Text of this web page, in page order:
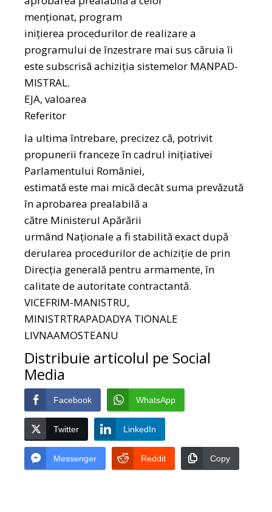
menționat, program
inițierea procedurilor de realizare a
programului de înzestrare mai sus căruia îi
este subscrisă achiziția sistemelor MANPAD-
MISTRAL.
EJA, valoarea
Referitor
la ultima întrebare, precizez că, potrivit
propunerii franceze în cadrul inițiativei
Parlamentului României,
estimată este mai mică decât suma prevăzută
în aprobarea prealabilă a
către Ministerul Apărării
urmând Naționale a fi stabilită exact după
derularea procedurilor de achiziție de prin
Direcția generală pentru armamente, în
calitate de autoritate contractantă.
VICEFRIM-MANISTRU,
MINISTRTRAPADADYA TIONALE
LIVNAAMOSTEANU
Distribuie articolul pe Social
Media
Facebook WhatsApp
Twitter LinkedIn
Messenger Reddit Copy